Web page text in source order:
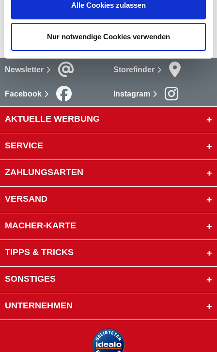
Alle Cookies zulassen
Nur notwendige Cookies verwenden
mehr
Newsletter Storefinder
Facebook Instagram
AKTUELLE WERBUNG
SERVICE
ZAHLUNGSARTEN
VERSAND
MACHER-KARTE
TIPPS & TRICKS
SONSTIGES
UNTERNEHMEN